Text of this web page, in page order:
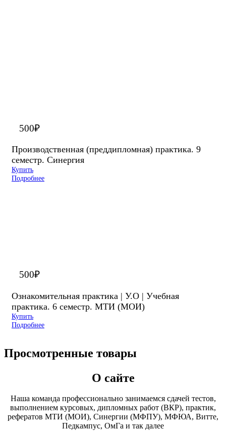
500₽
Производственная (преддипломная) практика. 9
семестр. Синергия
Купить
Подробнее
500₽
Ознакомительная практика | У.О | Учебная
практика. 6 семестр. МТИ (МОИ)
Купить
Подробнее
Просмотренные товары
О сайте
Наша команда профессионально занимаемся сдачей тестов,
выполнением курсовых, дипломных работ (ВКР), практик,
рефератов МТИ (МОИ), Синергии (МФПУ), МФЮА, Витте,
Педкампус, ОмГа и так далее